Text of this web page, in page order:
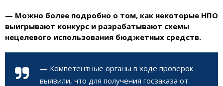
— Можно более подробно о том, как некоторые НПО
выигрывают конкурс и разрабатывают схемы
нецелевого использования бюджетных средств.
— Компетентные органы в ходе проверок
выявили, что для получения госзаказа от